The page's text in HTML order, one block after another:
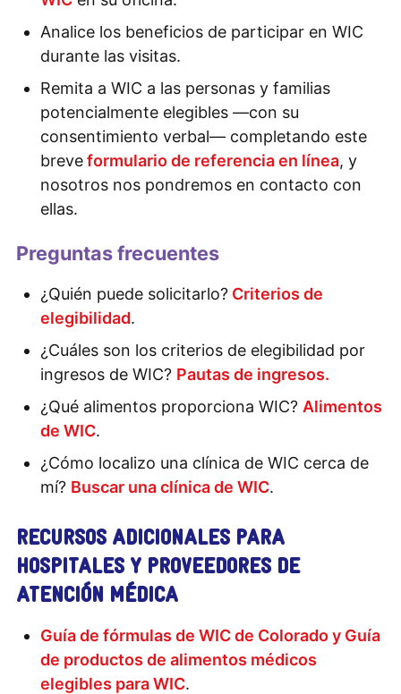
Analice los beneficios de participar en WIC
durante las visitas.
Remita a WIC a las personas y familias
potencialmente elegibles —con su
consentimiento verbal— completando este
breveformulario de referencia en línea, y
nosotros nos pondremos en contacto con
ellas.
Preguntas frecuentes
¿Quién puede solicitarlo? Criterios de
elegibilidad.
¿Cuáles son los criterios de elegibilidad por
ingresos de WIC? Pautas de ingresos.
¿Qué alimentos proporciona WIC? Alimentos
de WIC.
¿Cómo localizo una clínica de WIC cerca de
mí? Buscar una clínica de WIC.
RECURSOS ADICIONALES PARA
HOSPITALES Y PROVEEDORES DE
ATENCIÓN MÉDICA
Guía de fórmulas de WIC de Colorado y Guía
de productos de alimentos médicos
elegibles para WIC.